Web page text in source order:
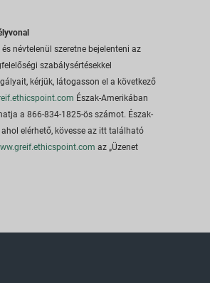
névtelenül szeretne bejelenteni az
szabálysértésekkel
kérjük, látogasson el a következő
Észak-Amerikában
a 866-834-1825-ös számot. Észak-
elérhető, kövesse az itt található
az „Üzenet